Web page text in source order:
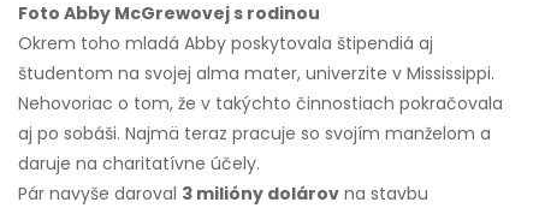
Foto Abby McGrewovej s rodinou
Okrem toho mladá Abby poskytovala štipendiá aj
študentom na svojej alma mater, univerzite v Mississippi.
Nehovoriac o tom, že v takýchto činnostiach pokračovala
aj po sobáši. Najmä teraz pracuje so svojím manželom a
daruje na charitatívne účely.
Pár navyše daroval 3 milióny dolárov na stavbu